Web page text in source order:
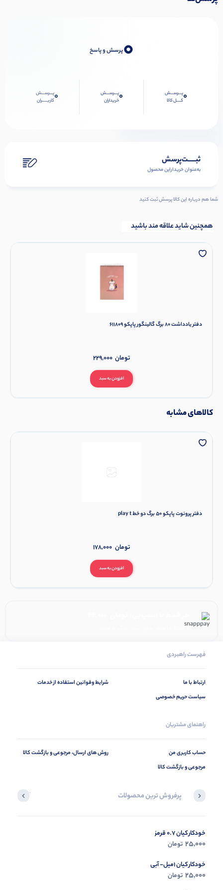
0پرسش و پاسخ
0پـــرســـش
کــــل کالا
0پـــرســـش
خریداران
0پـــرســـش
کاربـــــران
ثبـــــت‌پرسش
به‌عنوان ‌خریدار‌این‌ محصول
شما هم درباره این کالا پرسش ثبت کنید
همچنین شاید علاقه مند باشید
دفتر یادداشت 80 برگ گالینگور پاپکو 611809
افزودن به سبد
229,000 تومان
کالاهای مشابه
دفتر پرونوت پاپکو 50 برگ دو خط play t
افزودن به سبد
178,000 تومان
۴ قسط ماهانه. بدون سود، چک و ضامن.
فهرست راهبردی
ارتباط با ما
سیاست حریم خصوصی
شرایط وقوانین استفاده از خدمات
راهنمای مشتریان
حساب کاربری من
مرجوعی و بازگشت کالا
روش های ارسال، مرجوعی و بازگشت کالا
پرفروش ترین محصولات آخرین
خودکار کیان 0.7 قرمز
25,000 تومان
خودکار کیان 1میل- آبی
25,000 تومان